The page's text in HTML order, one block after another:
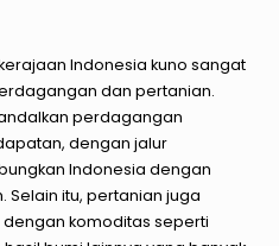
Indonesia kuno sangat
dan pertanian.
perdagangan
dengan jalur
Indonesia dengan
Selain itu, pertanian juga
komoditas seperti